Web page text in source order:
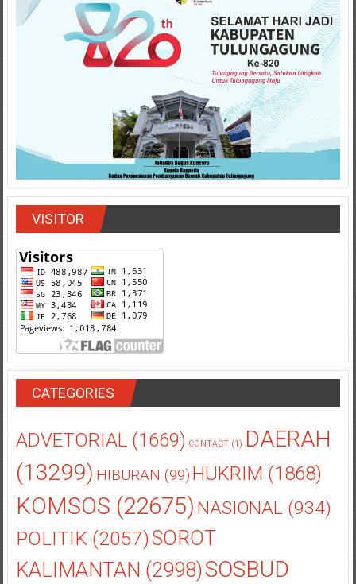
VISITOR
CATEGORIES
ADVETORIAL(1669) CONTACT(1) DAERAH
(13299) HIBURAN (99) HUKRIM (1868)
KOMSOS (22675) NASIONAL(934)
POLITIK(2057)SOROT
KALIMANTAN (2998)SOSBUD